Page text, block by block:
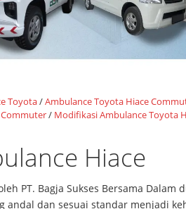
Toyota/Ambulance Toyota Hiace
/ Modifikasi Ambulance Toyota
Hiace
PT. Bagja Sukses Bersama Dalam
andal dan sesuai standar menjadi